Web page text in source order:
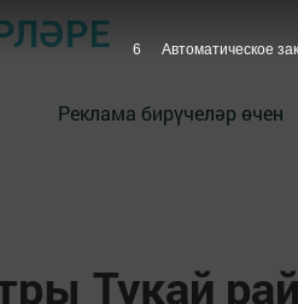
Реклама бирүчеләр өчен
Тукай
5 Автоматическое